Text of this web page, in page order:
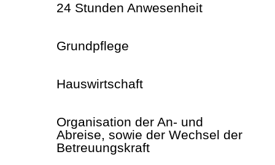
24 Stunden Anwesenheit
Grundpflege
Hauswirtschaft
Organisation der An- und
Abreise, sowie der Wechsel der
Betreuungskraft